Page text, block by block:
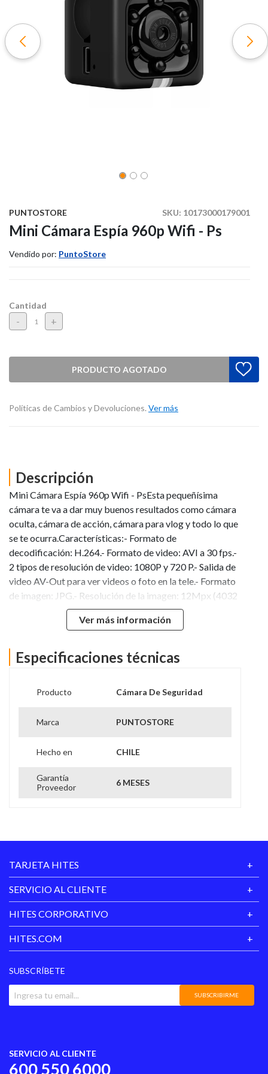
SKU: 10173000179001
PUNTOSTORE
Mini Cámara Espía 960p Wifi - Ps
Vendido por: PuntoStore
Cantidad
- +
PRODUCTO AGOTADO
Políticas de Cambios y Devoluciones. Ver más
Descripción
Mini Cámara Espía 960p Wifi - PsEsta pequeñísima
cámara te va a dar muy buenos resultados como cámara
oculta, cámara de acción, cámara para vlog y todo lo que
se te ocurra.Características:- Formato de
decodificación: H.264.- Formato de video: AVI a 30 fps.-
2 tipos de resolución de video: 1080P y 720 P.- Salida de
video AV-Out para ver videos o foto en la tele.- Formato
de imagen: JPG.- Resolución de la imagen: 12Mpx (4032
x 3024).- Modo de balance de blancos: Automático.-
Leds infrarrojos de visión nocturna.- Grabación por
gorra, etc.. y con un soporte para atornillar.
Ver más información
Especificaciones técnicas
Producto Cámara De Seguridad
Marca PUNTOSTORE
Hecho en CHILE
Garantía
Proveedor
6 MESES
TARJETA HITES
SERVICIO AL CLIENTE
HITES CORPORATIVO
HITES.COM
SUBSCRÍBETE
SUBSCRIBIRME
SERVICIO AL CLIENTE
600 550 6000